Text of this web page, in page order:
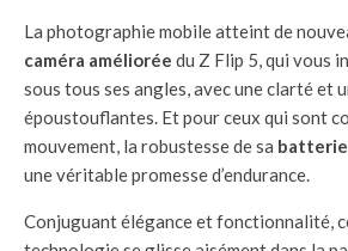
La photographie mobile atteint de
caméra améliorée du Z Flip 5, qui vous
sous tous ses angles, avec une clarté et
époustouflantes. Et pour ceux qui sont
mouvement, la robustesse de sa
une véritable promesse d’endurance.
Conjuguant élégance et fonctionnalité,